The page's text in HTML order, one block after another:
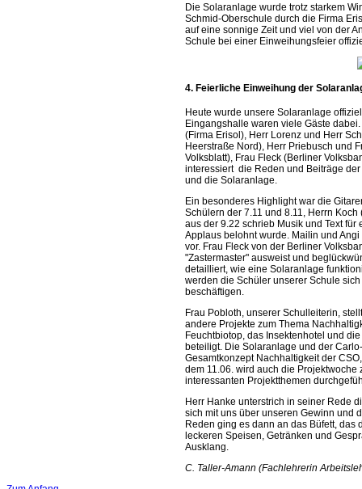
Die Solaranlage wurde trotz starkem
Schmid-Oberschule durch die Firma
auf eine sonnige Zeit und viel von der
Schule bei einer Einweihungsfeier
4. Feierliche Einweihung der
Heute wurde unsere Solaranlage
Eingangshalle waren viele Gäste
(Firma Erisol), Herr Lorenz und Herr
Heerstraße Nord), Herr Priebusch und
Volksblatt), Frau Fleck (Berliner
interessiert die Reden und Beiträge
und die Solaranlage.
Ein besonderes Highlight war die
Schülern der 7.11 und 8.11, Herrn
aus der 9.22 schrieb Musik und Text
Applaus belohnt wurde. Mailin und
vor. Frau Fleck von der Berliner
"Zastermaster" ausweist und
detailliert, wie eine Solaranlage
werden die Schüler unserer Schule
beschäftigen.
Frau Pobloth, unserer Schulleiterin,
andere Projekte zum Thema
Feuchtbiotop, das Insektenhotel und
beteiligt. Die Solaranlage und der
Gesamtkonzept Nachhaltigkeit der
dem 11.06. wird auch die
interessanten
Herr Hanke unterstrich in seiner Rede
sich mit uns über unseren Gewinn und
Reden ging es dann an das Büfett,
leckeren Speisen, Getränken und
Ausklang.
C. Taller-Amann (Fachlehrerin